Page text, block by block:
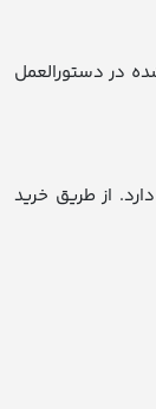
در دستورالعمل
از طریق خرید